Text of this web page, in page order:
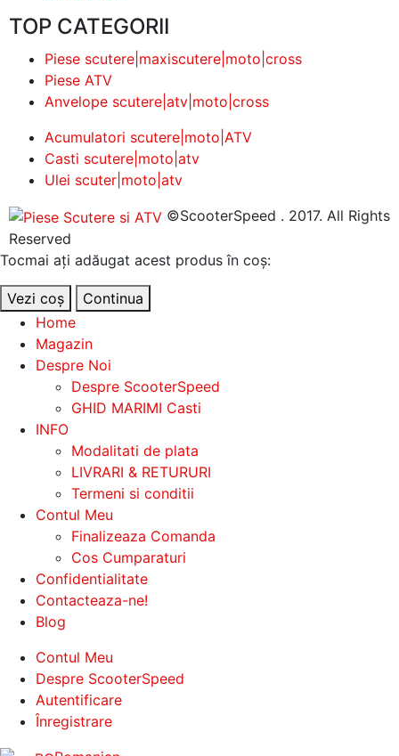
TOP CATEGORII
Piese scutere|maxiscutere|moto|cross
Piese ATV
Anvelope scutere|atv|moto|cross
Acumulatori scutere|moto|ATV
Casti scutere|moto|atv
Ulei scuter|moto|atv
©ScooterSpeed . 2017. All Rights
Reserved
Tocmai ați adăugat acest produs în coș:
Vezi coș
Continua
Home
Magazin
Despre Noi
Despre ScooterSpeed
GHID MARIMI Casti
INFO
Modalitati de plata
LIVRARI & RETURURI
Termeni si conditii
Contul Meu
Finalizeaza Comanda
Cos Cumparaturi
Confidentialitate
Contacteaza-ne!
Blog
Contul Meu
Despre ScooterSpeed
Autentificare
Înregistrare